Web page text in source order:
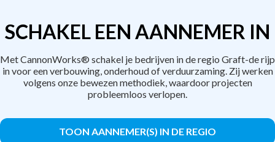
SCHAKEL EEN AANNEMER IN
Met CannonWorks® schakel je bedrijven in de regio Graft-de rijp
in voor een verbouwing, onderhoud of verduurzaming. Zij werken
volgens onze bewezen methodiek, waardoor projecten
probleemloos verlopen.
TOON AANNEMER(S) IN DE REGIO